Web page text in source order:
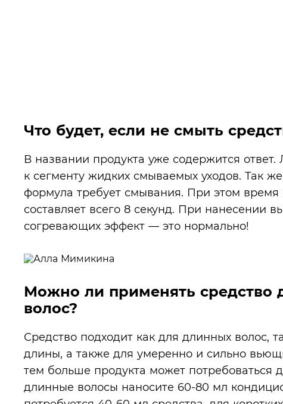
Что будет, если не смыть
В названии продукта уже содержится
к сегменту жидких смываемых уходов. Так
формула требует смывания. При этом время
составляет всего 8 секунд. При нанесении
согревающих эффект — это нормально!
Можно ли применять средство
волос?
Средство подходит как для длинных волос,
длины, а также для умеренно и сильно
тем больше продукта может потребоваться
длинные волосы наносите 60-80 мл